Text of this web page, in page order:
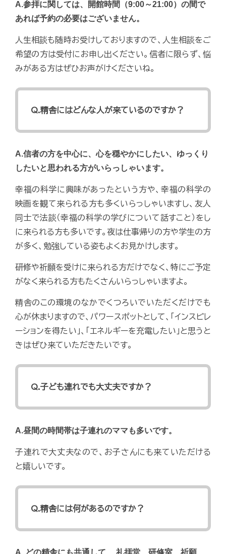
A.参拝に関しては、開館時間（9:00～21:00）の間で
あれば予約の必要はございません。
人生相談も随時お受けしておりますので、人生相談をご
希望の方は受付にお申し出ください。信者に限らず、悩
みがある方はぜひお声がけくださいね。
Q.精舎にはどんな人が来ているのですか？
A.信者の方を中心に、心を穏やかにしたい、ゆっくり
したいと思われる方がいらっしゃいます。
幸福の科学に興味があったという方や、幸福の科学の
映画を観て来られる方も多くいらっしゃいますし、友人
同士で法談（幸福の科学の学びについて話すこと）をし
に来られる方も多いです。夜は仕事帰りの方や学生の方
が多く、勉強している姿もよくお見かけします。
研修や祈願を受けに来られる方だけでなく、特にご予定
がなく来られる方もたくさんいらっしゃいますよ。
精舎のこの環境のなかでくつろいでいただくだけでも
心が休まりますので、パワースポットとして、「インスピレ
ーションを得たい」、「エネルギーを充電したい」と思うと
きはぜひ来ていただきたいです。
Q.子ども連れでも大丈夫ですか？
A.昼間の時間帯は子連れのママも多いです。
子連れで大丈夫なので、お子さんにも来ていただける
と嬉しいです。
Q.精舎には何があるのですか？
A. どの精舎にも共通して、 礼拝堂、研修室、祈願